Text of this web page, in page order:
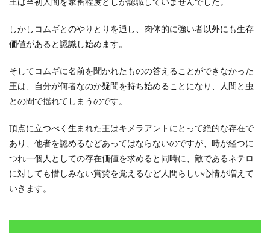
しかしコムギとのやりとりを通し、肉体的に強い者以外にも生存
価値があると認識し始めます。
そしてコムギに名前を聞かれたものの答えることができなかった
王は、自分が何者なのか疑問を持ち始めることになり、人間と虫
との間で揺れてしまうのです。
頂点に立つべく生まれた王はキメラアントにとって絶的な存在で
あり、他者を認めるなどあってはならないのですが、時が経つに
つれ一個人としての存在価値を求めると同時に、敵であるネテロ
に対しても惜しみない賞賛を覚えるなど人間らしい心情が増えて
いきます。